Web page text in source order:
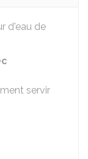
d'eau de
servir